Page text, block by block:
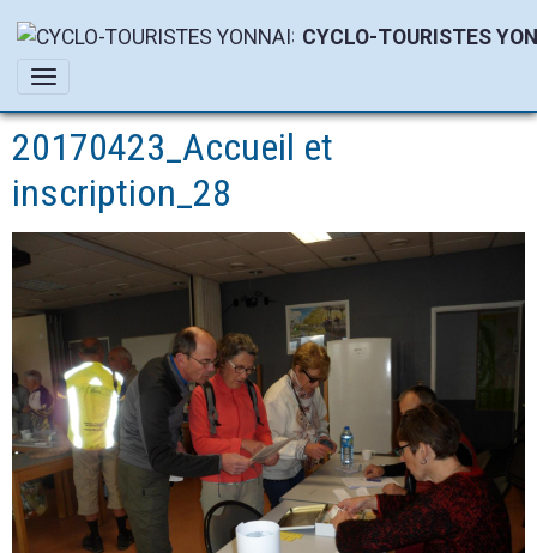
CYCLO-TOURISTES
20170423_Accueil et
inscription_28